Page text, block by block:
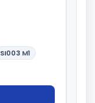
SI003 M1